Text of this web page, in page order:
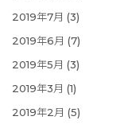
2019年7月 (3)
2019年6月 (7)
2019年5月 (3)
2019年3月 (1)
2019年2月 (5)